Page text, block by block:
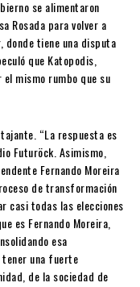
se alimentaron
Rosada para volver a
donde tiene una disputa
que Katopodis,
mismo rumbo que su
“La respuesta es
Futuröck. Asimismo,
Fernando Moreira
de transformación
casi todas las elecciones
es Fernando Moreira,
esa
tener una fuerte
de la sociedad de